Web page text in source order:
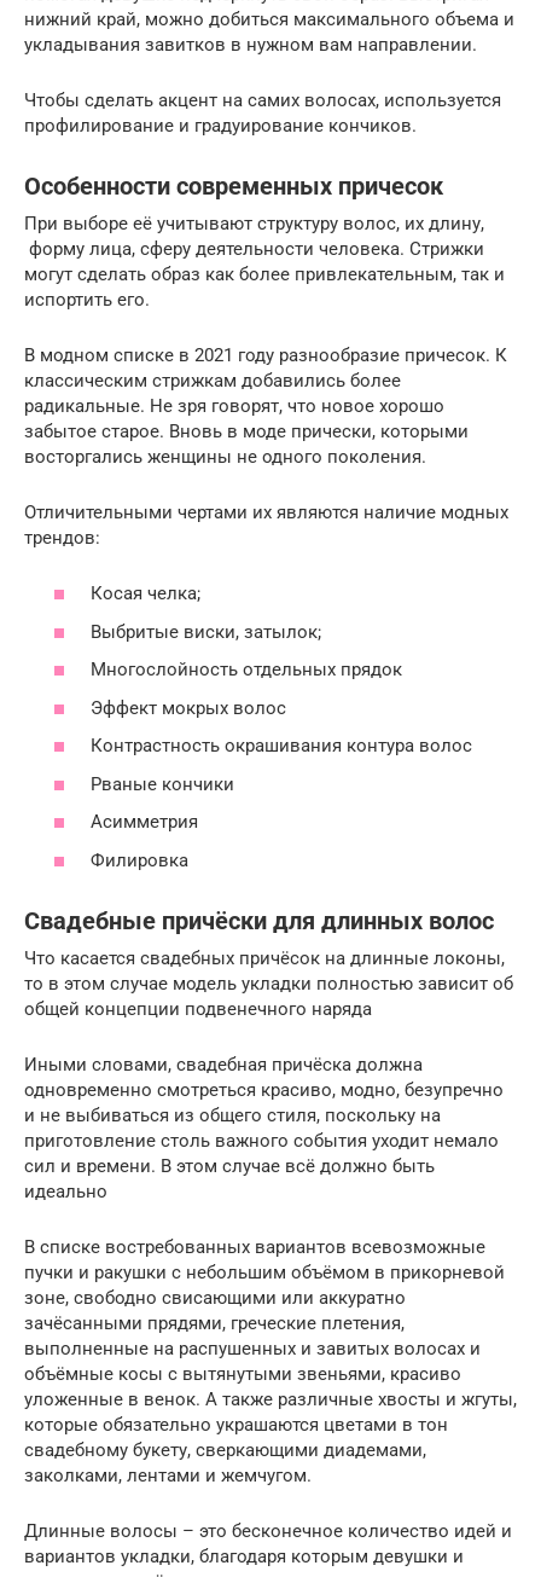
нижний край, можно добиться максимального объема и
укладывания завитков в нужном вам направлении.
Чтобы сделать акцент на самих волосах, используется
профилирование и градуирование кончиков.
Особенности современных причесок
При выборе её учитывают структуру волос, их длину,
форму лица, сферу деятельности человека. Стрижки
могут сделать образ как более привлекательным, так и
испортить его.
В модном списке в 2021 году разнообразие причесок. К
классическим стрижкам добавились более
радикальные. Не зря говорят, что новое хорошо
забытое старое. Вновь в моде прически, которыми
восторгались женщины не одного поколения.
Отличительными чертами их являются наличие модных
трендов:
Косая челка;
Выбритые виски, затылок;
Многослойность отдельных прядок
Эффект мокрых волос
Контрастность окрашивания контура волос
Рваные кончики
Асимметрия
Филировка
Свадебные причёски для длинных волос
Что касается свадебных причёсок на длинные локоны,
то в этом случае модель укладки полностью зависит об
общей концепции подвенечного наряда
Иными словами, свадебная причёска должна
одновременно смотреться красиво, модно, безупречно
и не выбиваться из общего стиля, поскольку на
приготовление столь важного события уходит немало
сил и времени. В этом случае всё должно быть
идеально
В списке востребованных вариантов всевозможные
пучки и ракушки с небольшим объёмом в прикорневой
зоне, свободно свисающими или аккуратно
зачёсанными прядями, греческие плетения,
выполненные на распушенных и завитых волосах и
объёмные косы с вытянутыми звеньями, красиво
уложенные в венок. А также различные хвосты и жгуты,
которые обязательно украшаются цветами в тон
свадебному букету, сверкающими диадемами,
заколками, лентами и жемчугом.
Длинные волосы – это бесконечное количество идей и
вариантов укладки, благодаря которым девушки и